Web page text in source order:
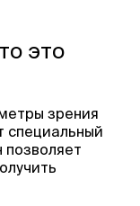
это
зрения
специальный